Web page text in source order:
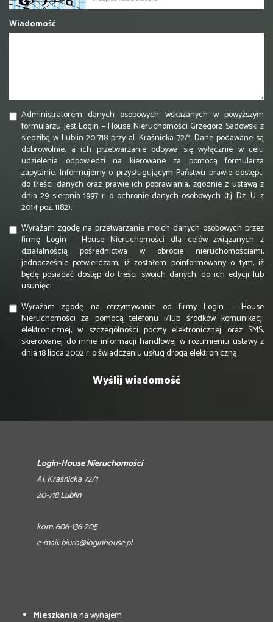
Wiadomość
Administratorem danych osobowych wskazanych w powyższym
formularzu jest Login – House Nieruchomości Grzegorz Sadowski z
siedzibą w Lublin 20-718 przy al. Kraśnicka 72/1. Dane podawane są
dobrowolnie, a ich przetwarzanie odbywa się wyłącznie w celu
udzielenia odpowiedzi na kierowane za pomocą formularza
zapytanie. Informujemy o przysługującym Państwu prawie dostępu
do treści danych oraz prawie ich poprawiania, zgodnie z ustawą z
dnia 29 sierpnia 1997 r. o ochronie danych osobowych (t.j. Dz. U. z
2014 poz. 1182).
Wyrażam zgodę na przetwarzanie moich danych osobowych przez
firmę Login – House Nieruchomości dla celów związanych z
działalnością pośrednictwa w obrocie nieruchomościami,
jednocześnie potwierdzam, iż zostałem poinformowany o tym, iż
będę posiadać dostęp do treści swoich danych, do ich edycji lub
usunięci
Wyrażam zgodę na otrzymywanie od firmy Login – House
Nieruchomości za pomocą telefonu i/lub środków komunikacji
elektronicznej, w szczególności poczty elektronicznej oraz SMS,
skierowanej do mnie informacji handlowej w rozumieniu ustawy z
dnia 18 lipca 2002 r. o świadczeniu usług drogą elektroniczną.
Login-House Nieruchomości
Al. Kraśnicka 72/1
20-718 Lublin
kom. 606-136-205
e-mail:biuro@loginhouse.pl
Mieszkaniana wynajem